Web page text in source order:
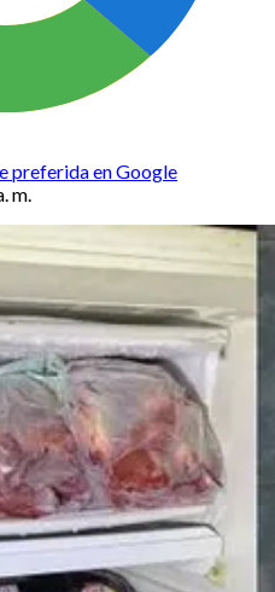
preferida en Google
m.